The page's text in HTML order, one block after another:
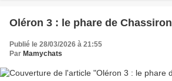
Oléron 3 : le phare de Chassiron
Publié le 28/03/2026 à 21:55
Par Mamychats